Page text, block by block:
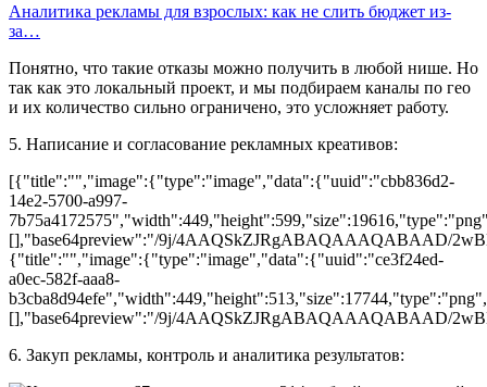
Аналитика рекламы для взрослых: как не слить бюджет из-
за…
Понятно, что такие отказы можно получить в любой нише. Но
так как это локальный проект, и мы подбираем каналы по гео
и их количество сильно ограничено, это усложняет работу.
5. Написание и согласование рекламных креативов:
[{"title":"","image":{"type":"image","data":{"uuid":"cbb836d2-
14e2-5700-a997-
[],"base64preview":"/9j/4AAQSkZJRgABAQAAAQABAAD/
{"title":"","image":{"type":"image","data":{"uuid":"ce3f24ed-
a0ec-582f-aaa8-
[],"base64preview":"/9j/4AAQSkZJRgABAQAAAQABAAD/
6. Закуп рекламы, контроль и аналитика результатов: